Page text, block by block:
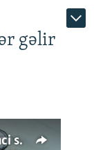
gəlir
50 min müəllim işini itirə bilər. Birinci sinfə gedənlər azalır